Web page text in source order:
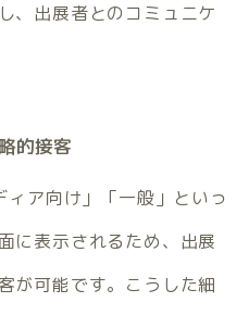
、出展者とのコミュニケ
的接客
ィア向け」「一般」といっ
に表示されるため、出展
が可能です。こうした細